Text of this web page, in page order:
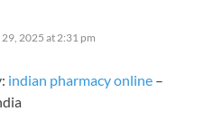
2025 at 2:31 pm
indian pharmacy online –